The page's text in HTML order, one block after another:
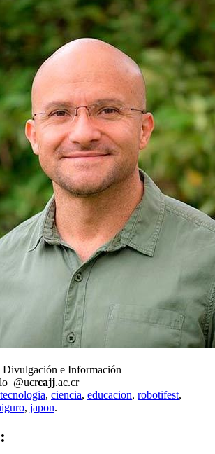
Divulgación e Información
@ucrcajj.ac.cr
tecnologia, ciencia, educacion, robotifest,
, japon.